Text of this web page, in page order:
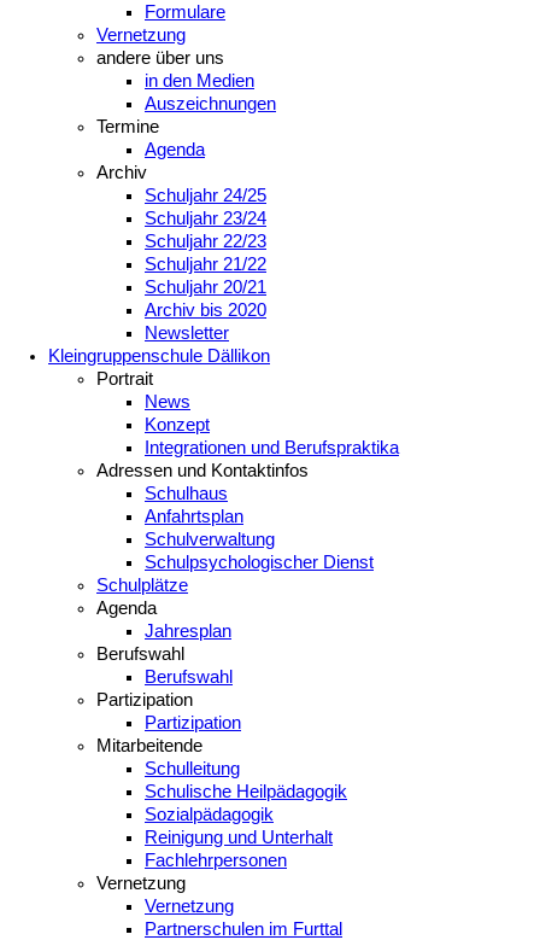
Formulare
Vernetzung
andere über uns
in den Medien
Auszeichnungen
Termine
Agenda
Archiv
Schuljahr 24/25
Schuljahr 23/24
Schuljahr 22/23
Schuljahr 21/22
Schuljahr 20/21
Archiv bis 2020
Newsletter
Kleingruppenschule Dällikon
Portrait
News
Konzept
Integrationen und Berufspraktika
Adressen und Kontaktinfos
Schulhaus
Anfahrtsplan
Schulverwaltung
Schulpsychologischer Dienst
Schulplätze
Agenda
Jahresplan
Berufswahl
Berufswahl
Partizipation
Partizipation
Mitarbeitende
Schulleitung
Schulische Heilpädagogik
Sozialpädagogik
Reinigung und Unterhalt
Fachlehrpersonen
Vernetzung
Vernetzung
Partnerschulen im Furttal